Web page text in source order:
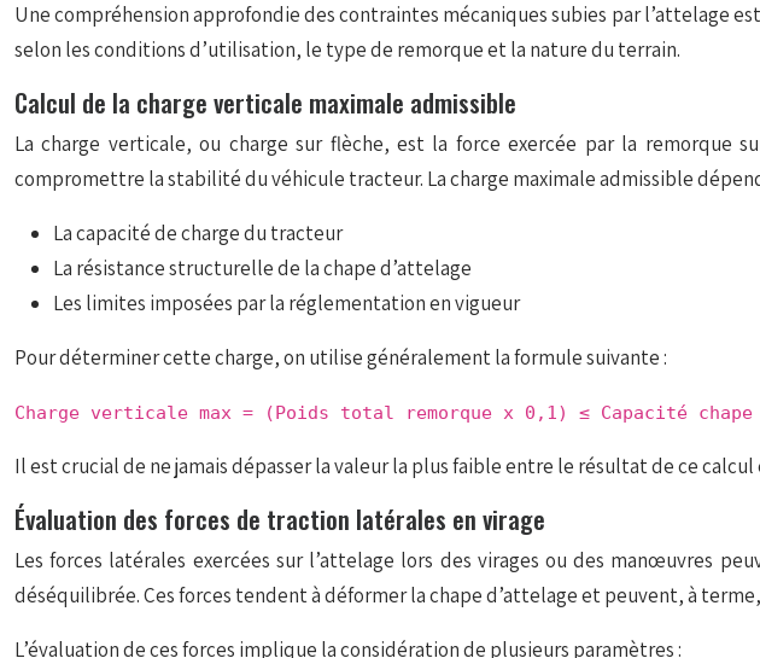
Une compréhension approfondie des contraintes mécaniques subies par l’attelage
selon les conditions d’utilisation, le type de remorque et la nature du terrain.
Calcul de la charge verticale maximale admissible
La charge verticale, ou charge sur flèche, est la force exercée par la
compromettre la stabilité du véhicule tracteur. La charge maximale admissible
La capacité de charge du tracteur
La résistance structurelle de la chape d’attelage
Les limites imposées par la réglementation en vigueur
Pour déterminer cette charge, on utilise généralement la formule suivante :
Charge verticale max = (Poids total remorque x 0,1) ≤ Capacité
Il est crucial de ne jamais dépasser la valeur la plus faible entre le résultat de ce
Évaluation des forces de traction latérales en virage
Les forces latérales exercées sur l’attelage lors des virages ou des manœuvres
déséquilibrée. Ces forces tendent à déformer la chape d’attelage et peuvent, à
L’évaluation de ces forces implique la considération de plusieurs paramètres :